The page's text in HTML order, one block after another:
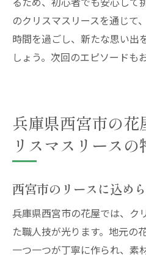
のクリスマスリースを通じて
時間を過ごし、新たな思い出
しょう。次回のエピソードも
兵庫県西宮市の花
リスマスリースの
西宮市のリースに込め
兵庫県西宮市の花屋では、ク
た職人技が光ります。地元の
一つ一つが丁寧に作られ、素